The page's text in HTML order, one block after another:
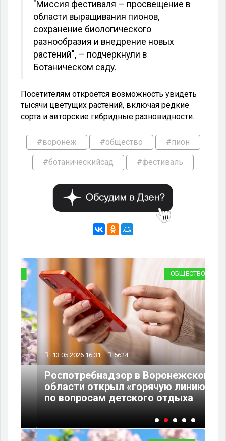
"Миссия фестиваля — просвещение в
области выращивания пионов,
сохранение биологического
разнообразия и внедрение новых
растений", — подчеркнули в
Ботаническом саду.
Посетителям откроется возможность увидеть
тысячи цветущих растений, включая редкие
сорта и авторские гибридные разновидности.
#воронеж #общество #пион
#ботаническийсад #фестиваль
ОБЩЕСТВО
13.05.2026 16:31 5624
Роспотребнадзор в Воронежской
области открыл «горячую линию»
по вопросам детского отдыха